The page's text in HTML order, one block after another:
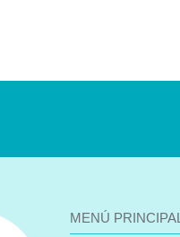
MENÚ PRINCIPAL